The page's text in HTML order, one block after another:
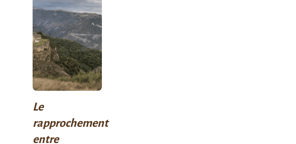
Le
rapprochement
entre